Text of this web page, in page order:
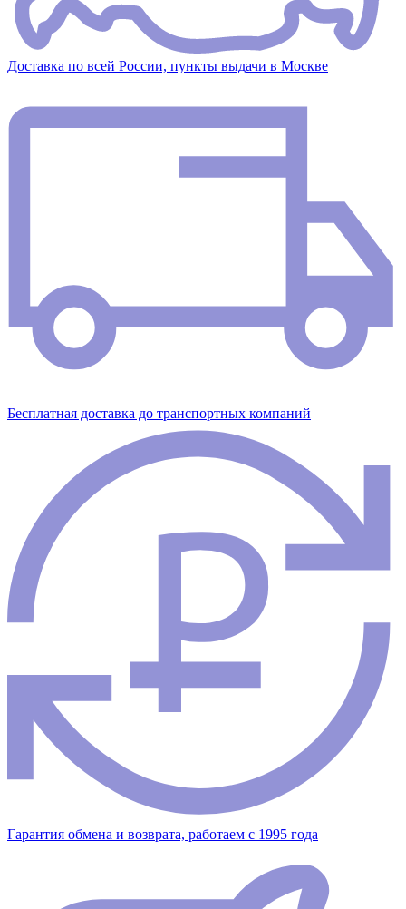
Доставка по всей России, пункты выдачи в Москве
Бесплатная доставка до транспортных компаний
Гарантия обмена и возврата, работаем с 1995 года